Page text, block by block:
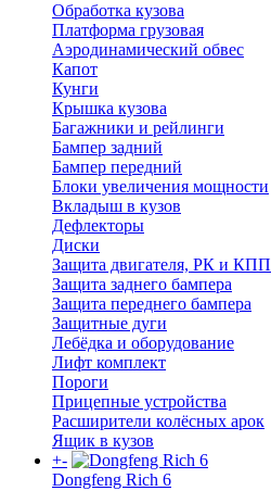
Обработка кузова
Платформа грузовая
Аэродинамический обвес
Капот
Кунги
Крышка кузова
Багажники и рейлинги
Бампер задний
Бампер передний
Блоки увеличения мощности
Вкладыш в кузов
Дефлекторы
Диски
Защита двигателя, РК и КПП
Защита заднего бампера
Защита переднего бампера
Защитные дуги
Лебёдка и оборудование
Лифт комплект
Пороги
Прицепные устройства
Расширители колёсных арок
Ящик в кузов
+-
Dongfeng Rich 6